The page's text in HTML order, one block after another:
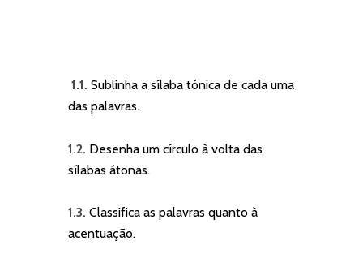
1.1. Sublinha a sílaba tónica de cada uma
das palavras.
1.2. Desenha um círculo à volta das
sílabas átonas.
1.3. Classifica as palavras quanto à
acentuação.